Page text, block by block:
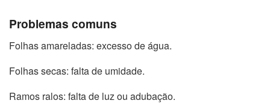
Problemas comuns
Folhas amareladas: excesso de água.
Folhas secas: falta de umidade.
Ramos ralos: falta de luz ou adubação.